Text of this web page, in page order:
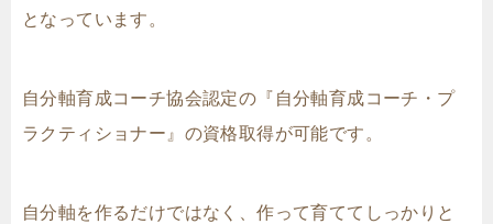
となっています。
自分軸育成コーチ協会認定の『自分軸育成コーチ・プ
ラクティショナー』の資格取得が可能です。
自分軸を作るだけではなく、作って育ててしっかりと